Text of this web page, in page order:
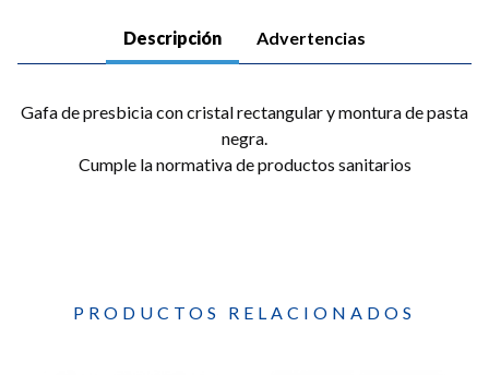
Descripción Advertencias
Gafa de presbicia con cristal rectangular y montura de pasta
negra.
Cumple la normativa de productos sanitarios
PRODUCTOS RELACIONADOS